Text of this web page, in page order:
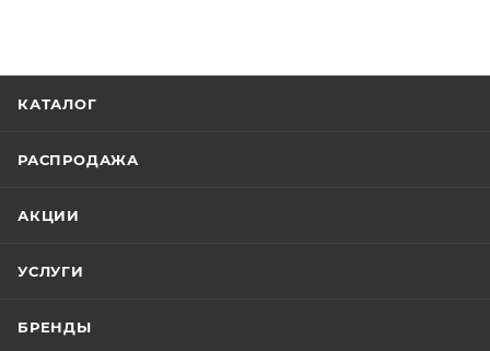
КАТАЛОГ
РАСПРОДАЖА
АКЦИИ
УСЛУГИ
БРЕНДЫ